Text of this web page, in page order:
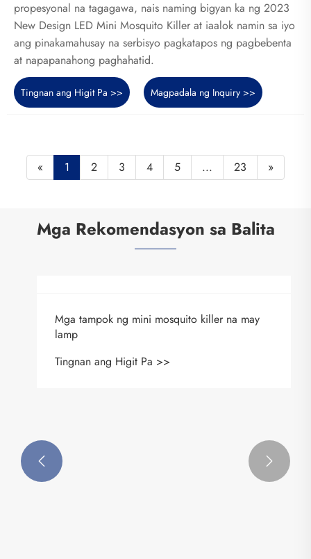
propesyonal na tagagawa, nais naming bigyan ka ng 2023
New Design LED Mini Mosquito Killer at iaalok namin sa iyo
ang pinakamahusay na serbisyo pagkatapos ng pagbebenta
at napapanahong paghahatid.
Tingnan ang Higit Pa >> Magpadala ng Inquiry >>
« 1 2 3 4 5 ... 23 »
Mga Rekomendasyon sa Balita
Mga tampok ng mini mosquito killer na may
lamp
Tingnan ang Higit Pa >>
 